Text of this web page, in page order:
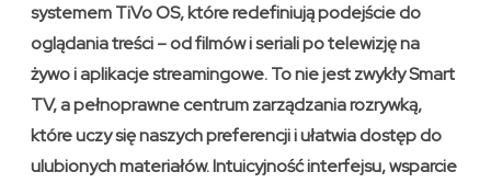
systemem TiVo OS, które redefiniują podejście do
oglądania treści – od filmów i seriali po telewizję na
żywo i aplikacje streamingowe. To nie jest zwykły Smart
TV, a pełnoprawne centrum zarządzania rozrywką,
które uczy się naszych preferencji i ułatwia dostęp do
ulubionych materiałów. Intuicyjność interfejsu, wsparcie